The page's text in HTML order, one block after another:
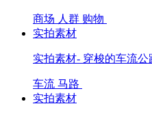
商场 人群 购物
实拍素材
实拍素材- 穿梭的车流
车流 马路
实拍素材